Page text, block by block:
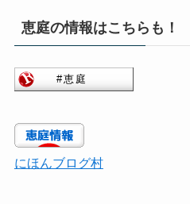
恵庭の情報はこちらも！
にほんブログ村